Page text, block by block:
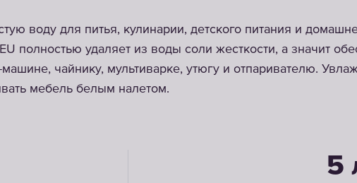
воду для питья, кулинарии, детского питания и
полностью удаляет из воды соли жесткости, а значит
чайнику, мультиварке, утюгу и отпаривателю.
мебель белым налетом.
5